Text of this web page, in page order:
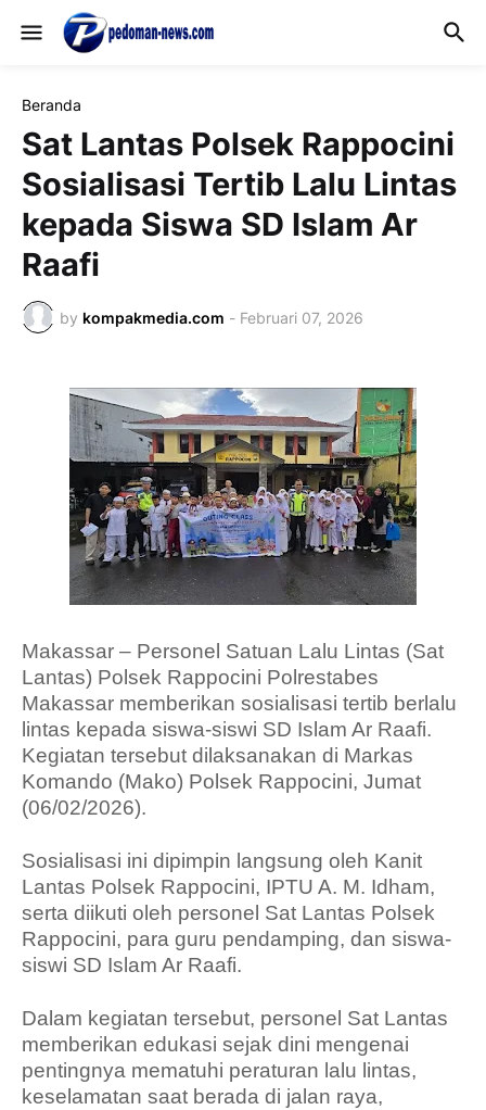
Beranda
Sat Lantas Polsek Rappocini
Sosialisasi Tertib Lalu Lintas
kepada Siswa SD Islam Ar
Raafi
by kompakmedia.com - Februari 07, 2026
Makassar – Personel Satuan Lalu Lintas (Sat
Lantas) Polsek Rappocini Polrestabes
Makassar memberikan sosialisasi tertib berlalu
lintas kepada siswa-siswi SD Islam Ar Raafi.
Kegiatan tersebut dilaksanakan di Markas
Komando (Mako) Polsek Rappocini, Jumat
(06/02/2026).
Sosialisasi ini dipimpin langsung oleh Kanit
Lantas Polsek Rappocini, IPTU A. M. Idham,
serta diikuti oleh personel Sat Lantas Polsek
Rappocini, para guru pendamping, dan siswa-
siswi SD Islam Ar Raafi.
Dalam kegiatan tersebut, personel Sat Lantas
memberikan edukasi sejak dini mengenai
pentingnya mematuhi peraturan lalu lintas,
keselamatan saat berada di jalan raya,